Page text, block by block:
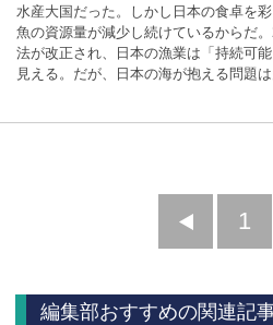
水産大国だった。しかし日本の食卓を
魚の資源量が減少し続けているからだ
法が改正され、日本の漁業は「持続可
見える。だが、日本の海が抱える問題
前
1
編集部おすすめの関連記